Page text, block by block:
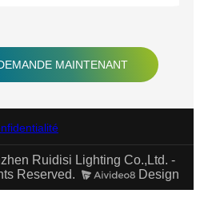
MAINTENANT
Ruidisi Lighting Co.,Ltd. -
Reserved.
Design